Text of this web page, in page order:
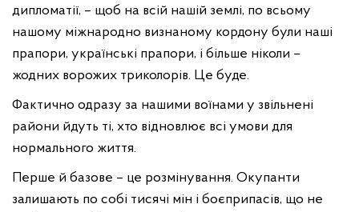
дипломатії, – щоб на всій нашій землі, по всьому
нашому міжнародно визнаному кордону були наші
прапори, українські прапори, і більше ніколи –
жодних ворожих триколорів. Це буде.
Фактично одразу за нашими воїнами у звільнені
райони йдуть ті, хто відновлює всі умови для
нормального життя.
Перше й базове – це розмінування. Окупанти
залишають по собі тисячі мін і боєприпасів, що не